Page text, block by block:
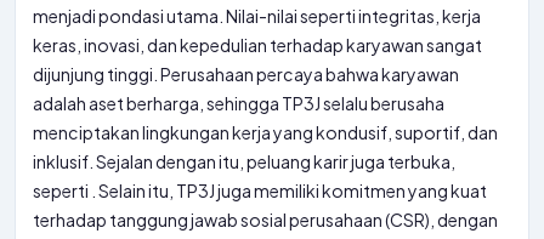
menjadi pondasi utama. Nilai-nilai seperti integritas, kerja
keras, inovasi, dan kepedulian terhadap karyawan sangat
dijunjung tinggi. Perusahaan percaya bahwa karyawan
adalah aset berharga, sehingga TP3J selalu berusaha
menciptakan lingkungan kerja yang kondusif, suportif, dan
inklusif. Sejalan dengan itu, peluang karir juga terbuka,
seperti . Selain itu, TP3J juga memiliki komitmen yang kuat
terhadap tanggung jawab sosial perusahaan (CSR), dengan